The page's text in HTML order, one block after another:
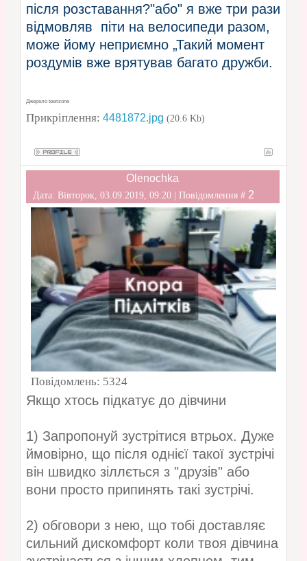
після розставання?"або" я вже три рази
відмовляв піти на велосипеди разом,
може йому неприємно „Такий момент
роздумів вже врятував багато дружби.
Джерело teenzone
Прикріплення: 4481872.jpg (20.6 Kb)
Olenochka
Дата: Вівторок, 03.09.2019, 09:20 | Повідомлення # 2
Повідомлень: 5324
Якщо хтось підкатує до дівчини
1) Запропонуй зустрітися втрьох. Дуже
ймовірно, що після однієї такої зустрічі
він швидко зіллється з "друзів" або
вони просто припинять такі зустрічі.
2) обговори з нею, що тобі доставляє
сильний дискомфорт коли твоя дівчина